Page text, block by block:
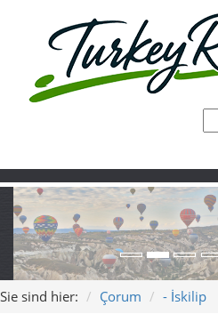
Sie sind hier: Çorum - İskilip